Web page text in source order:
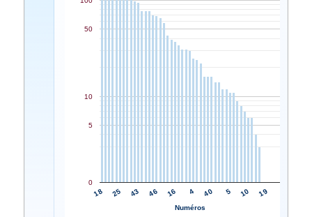
18 25 43 46 16 4 40 5 10 19
0
5
10
50
Numéros